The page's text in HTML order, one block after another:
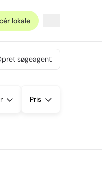
lokale
søgeagent
Pris